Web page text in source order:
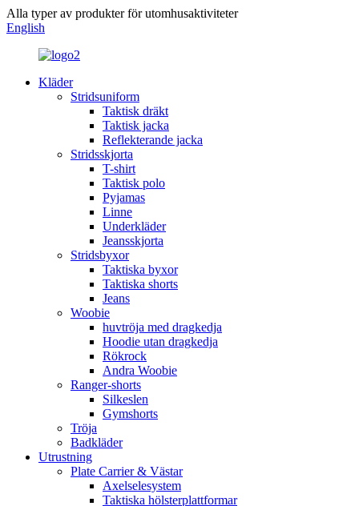
Alla typer av produkter för utomhusaktiviteter
English
Kläder
Stridsuniform
Taktisk dräkt
Taktisk jacka
Reflekterande jacka
Stridsskjorta
T-shirt
Taktisk polo
Pyjamas
Linne
Underkläder
Jeansskjorta
Stridsbyxor
Taktiska byxor
Taktiska shorts
Jeans
Woobie
huvtröja med dragkedja
Hoodie utan dragkedja
Rökrock
Andra Woobie
Ranger-shorts
Silkeslen
Gymshorts
Tröja
Badkläder
Utrustning
Plate Carrier & Västar
Axelselesystem
Taktiska hölsterplattformar